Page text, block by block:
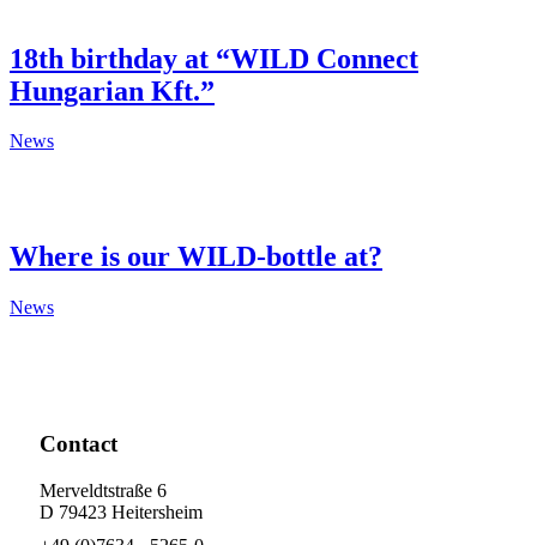
18th birthday at “WILD Connect
Hungarian Kft.”
News
Where is our WILD-bottle at?
News
Contact
Merveldtstraße 6
D 79423 Heitersheim